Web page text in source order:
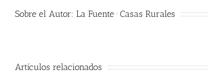
Sobre el Autor: La Fuente · Casas Rurales
Artículos relacionados